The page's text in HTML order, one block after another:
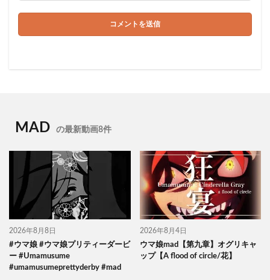
MAD の最新動画8件
2026年8月8日
#ウマ娘 #ウマ娘プリティーダービ
ー #Umamusume
#umamusumeprettyderby #mad
2026年8月4日
ウマ娘mad【第九章】オグリキャ
ップ【A flood of circle/花】